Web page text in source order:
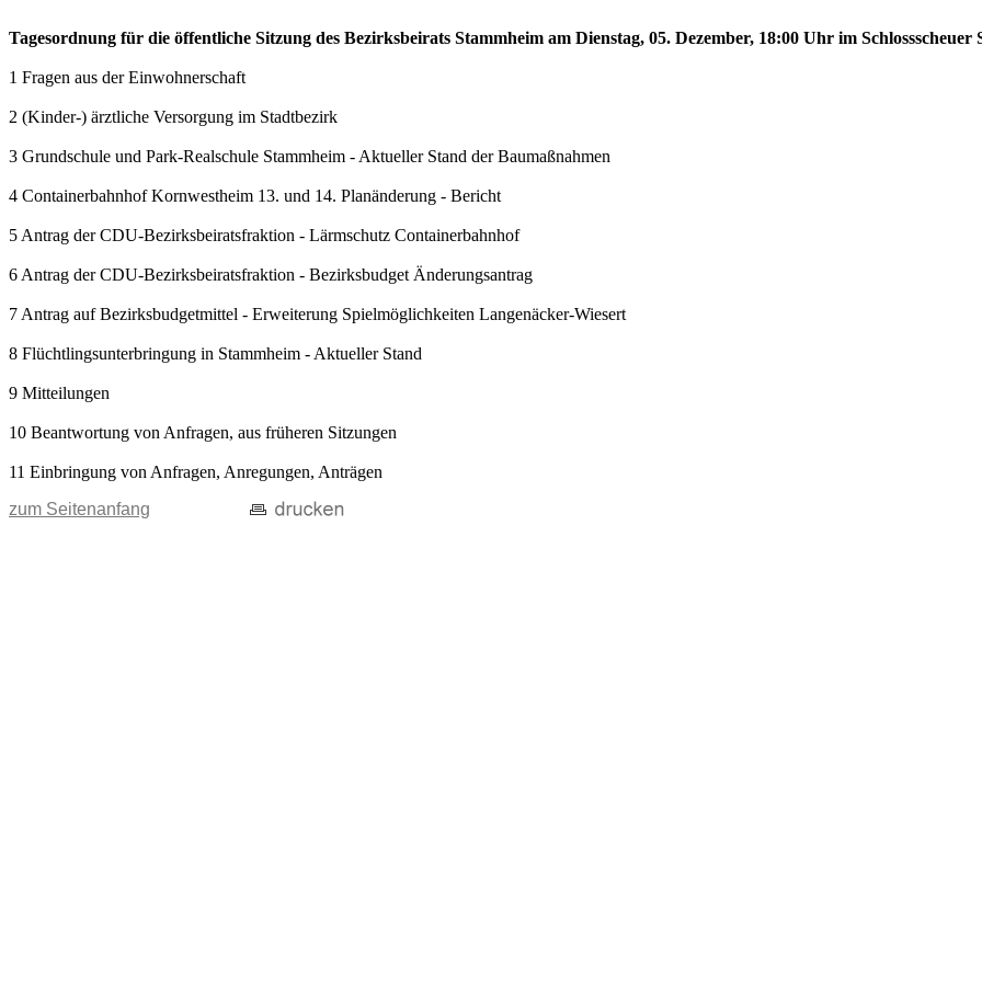
Tagesordnung für die öffentliche Sitzung des Bezirksbeirats Stammheim am Dienstag, 05. Dezember, 18:00 Uhr im Schlossscheuer
1 Fragen aus der Einwohnerschaft
2 (Kinder-) ärztliche Versorgung im Stadtbezirk
3 Grundschule und Park-Realschule Stammheim - Aktueller Stand der Baumaßnahmen
4 Containerbahnhof Kornwestheim 13. und 14. Planänderung - Bericht
5 Antrag der CDU-Bezirksbeiratsfraktion - Lärmschutz Containerbahnhof
6 Antrag der CDU-Bezirksbeiratsfraktion - Bezirksbudget Änderungsantrag
7 Antrag auf Bezirksbudgetmittel - Erweiterung Spielmöglichkeiten Langenäcker-Wiesert
8 Flüchtlingsunterbringung in Stammheim - Aktueller Stand
9 Mitteilungen
10 Beantwortung von Anfragen, aus früheren Sitzungen
11 Einbringung von Anfragen, Anregungen, Anträgen
zum Seitenanfang